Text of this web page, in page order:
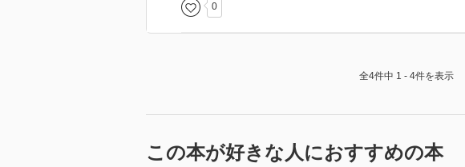
0
全4件中 1 - 4件を表示
この本が好きな人におすすめの本